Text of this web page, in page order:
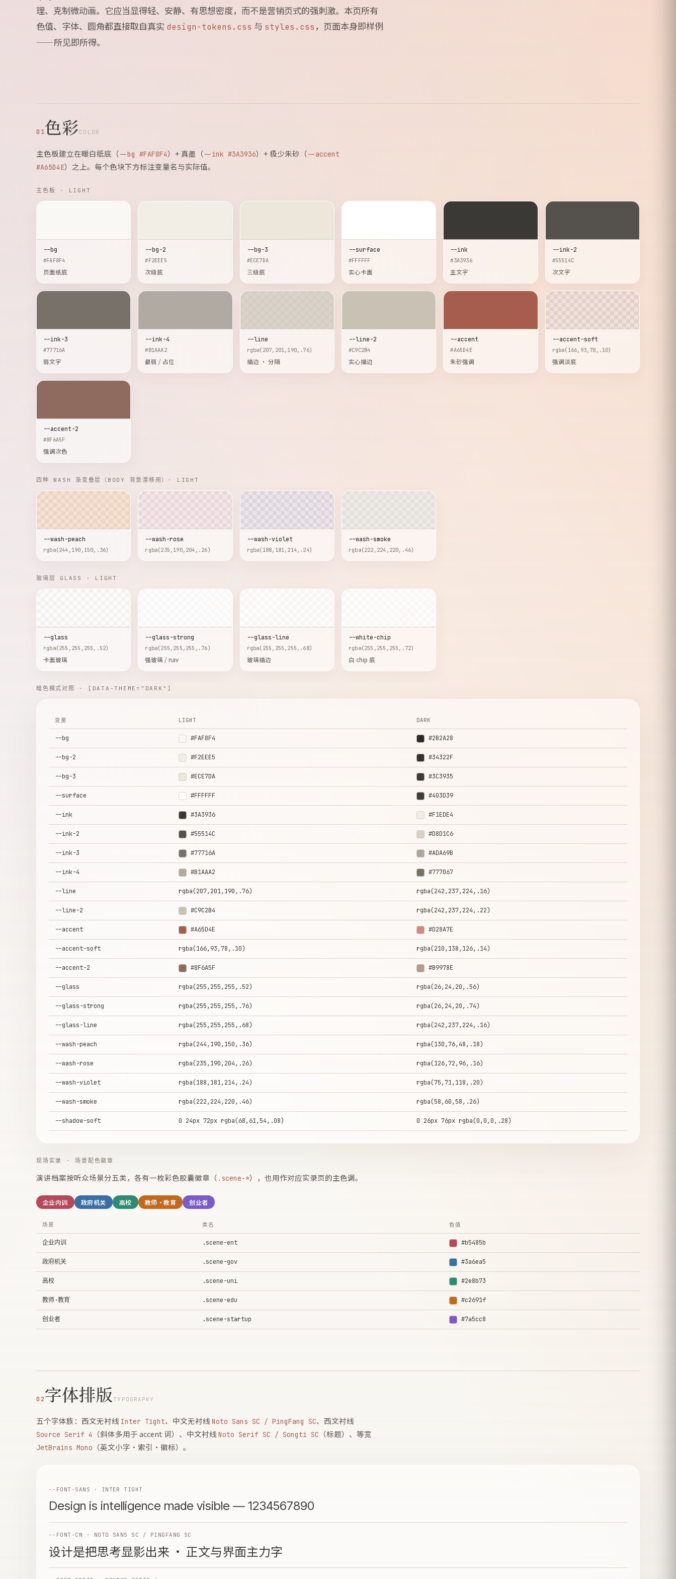
理、克制微动画。它应当显得轻、安静、有思想密度，而不是营销页式的强刺激。本页所有
色值、字体、圆角都直接取自真实 design-tokens.css 与 styles.css ，页面本身即样例
——所见即所得。
01色彩 COLOR
主色板建立在暖白纸底（--bg #FAF8F4）+ 真墨（--ink #3A3936）+ 极少朱砂（--accent
#A65D4E）之上。每个色块下方标注变量名与实际值。
主色板 · LIGHT
--bg
#FAF8F4
页面纸底
--bg-2
#F2EEE5
次级底
--bg-3
#ECE7DA
三级底
--surface
#FFFFFF
实心卡面
--ink
#3A3936
主文字
--ink-2
#55514C
次文字
--ink-3
#77716A
弱文字
--ink-4
#B1AAA2
最弱 / 占位
--line
rgba(207,201,190,.76)
描边 · 分隔
--line-2
#C9C2B4
实心描边
--accent
#A65D4E
朱砂强调
--accent-soft
rgba(166,93,78,.10)
强调淡底
--accent-2
#8F6A5F
强调次色
四种 WASH 渐变叠层（BODY 背景漂移用）· LIGHT
--wash-peach
rgba(244,190,150,.36)
--wash-rose
rgba(235,190,204,.26)
--wash-violet
rgba(188,181,214,.24)
--wash-smoke
rgba(222,224,220,.46)
玻璃层 GLASS · LIGHT
--glass
rgba(255,255,255,.52)
卡面玻璃
--glass-strong
rgba(255,255,255,.76)
强玻璃 / nav
--glass-line
rgba(255,255,255,.68)
玻璃描边
--white-chip
rgba(255,255,255,.72)
白 chip 底
暗色模式对照 · [DATA-THEME="DARK"]
变量 LIGHT DARK
--bg #FAF8F4 #2B2A28
--bg-2 #F2EEE5 #34322F
--bg-3 #ECE7DA #3C3935
--surface #FFFFFF #403D39
--ink #3A3936 #F1EDE4
--ink-2 #55514C #D8D1C6
--ink-3 #77716A #ADA69B
--ink-4 #B1AAA2 #777067
--line rgba(207,201,190,.76) rgba(242,237,224,.16)
--line-2 #C9C2B4 rgba(242,237,224,.22)
--accent #A65D4E #D28A7E
--accent-soft rgba(166,93,78,.10) rgba(210,138,126,.14)
--accent-2 #8F6A5F #B9978E
--glass rgba(255,255,255,.52) rgba(26,24,20,.56)
--glass-strong rgba(255,255,255,.76) rgba(26,24,20,.74)
--glass-line rgba(255,255,255,.68) rgba(242,237,224,.16)
--wash-peach rgba(244,190,150,.36) rgba(130,76,48,.18)
--wash-rose rgba(235,190,204,.26) rgba(126,72,96,.16)
--wash-violet rgba(188,181,214,.24) rgba(75,71,118,.20)
--wash-smoke rgba(222,224,220,.46) rgba(58,60,58,.26)
--shadow-soft 0 24px 72px rgba(68,61,54,.08) 0 26px 76px rgba(0,0,0,.28)
现场实录 · 场景配色徽章
演讲档案按听众场景分五类，各有一枚彩色胶囊徽章（ .scene-*），也用作对应实录页的主色调。
企业内训 政府机关 高校 教师·教育 创业者
场景 类名 色值
企业内训 .scene-ent #b5485b
政府机关 .scene-gov #3a6ea5
高校 .scene-uni #2e8b73
教师·教育 .scene-edu #c2691f
创业者 .scene-startup #7a5cc8
02字体排版 TYPOGRAPHY
五个字体族：西文无衬线 Inter Tight、中文无衬线 Noto Sans SC / PingFang SC、西文衬线
Source Serif 4 （斜体多用于 accent 词）、中文衬线 Noto Serif SC / Songti SC （标题）、等宽
JetBrains Mono （英文小字·索引·徽标）。
--FONT-SANS · INTER TIGHT
Design is intelligence made visible — 1234567890
--FONT-CN · NOTO SANS SC / PINGFANG SC
设计是把思考显影出来 · 正文与界面主力字